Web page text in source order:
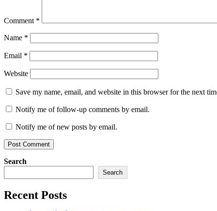
Comment *
Name *
Email *
Website
Save my name, email, and website in this browser for the next
Notify me of follow-up comments by email.
Notify me of new posts by email.
Search
Search
Recent Posts